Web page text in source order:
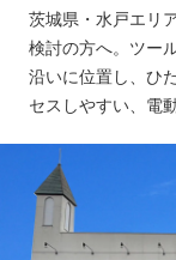
茨城県・水戸エリ
検討の方へ。ツー
沿いに位置し、ひ
セスしやすい、電